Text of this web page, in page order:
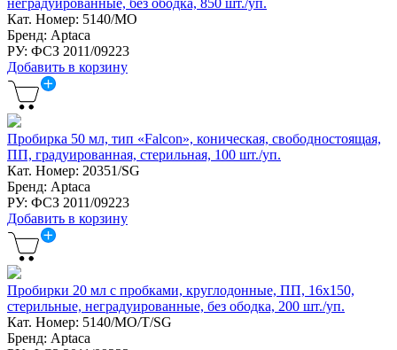
неградуированные, без ободка, 850 шт./уп.
Кат. Номер: 5140/MO
Бренд: Aptaca
РУ: ФСЗ 2011/09223
Добавить в корзину
Пробирка 50 мл, тип «Falcon», коническая, свободностоящая,
ПП, градуированная, стерильная, 100 шт./уп.
Кат. Номер: 20351/SG
Бренд: Aptaca
РУ: ФСЗ 2011/09223
Добавить в корзину
Пробирки 20 мл с пробками, круглодонные, ПП, 16х150,
стерильные, неградуированные, без ободка, 200 шт./уп.
Кат. Номер: 5140/MO/T/SG
Бренд: Aptaca